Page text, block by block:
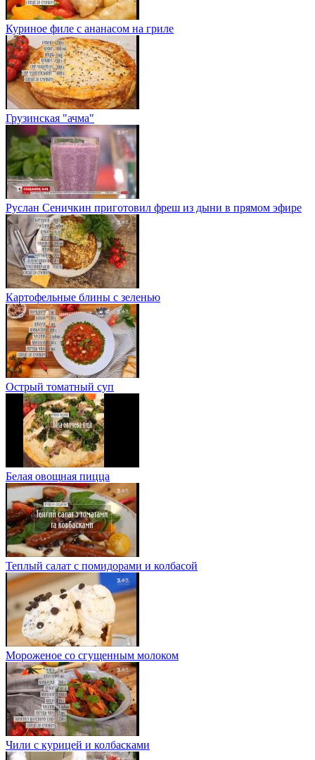
Куриное филе с ананасом на гриле
Грузинская "ачма"
Руслан Сеничкин приготовил фреш из дыни в прямом эфире
Картофельные блины с зеленью
Острый томатный суп
Белая овощная пицца
Теплый салат с помидорами и колбасой
Мороженое со сгущенным молоком
Чили с курицей и колбасками